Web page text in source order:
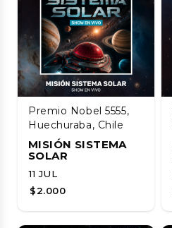
Premio Nobel 5555,
Huechuraba, Chile
MISIÓN SISTEMA
SOLAR
11 JUL
$2.000